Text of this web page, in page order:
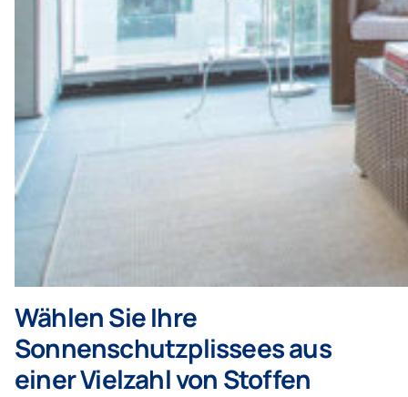
Wählen Sie Ihre
Sonnenschutzplissees aus
einer Vielzahl von Stoffen